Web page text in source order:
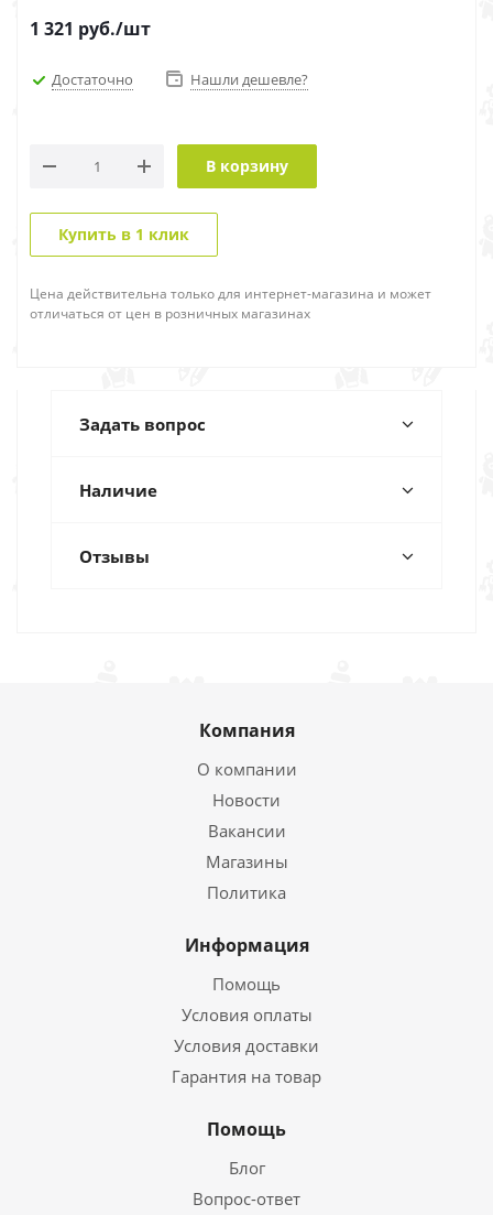
1 321 руб./шт
Достаточно Нашли дешевле?
В корзину
Купить в 1 клик
Цена действительна только для интернет-магазина и может
отличаться от цен в розничных магазинах
Задать вопрос
Наличие
Отзывы
Компания
О компании
Новости
Вакансии
Магазины
Политика
Информация
Помощь
Условия оплаты
Условия доставки
Гарантия на товар
Помощь
Блог
Вопрос-ответ